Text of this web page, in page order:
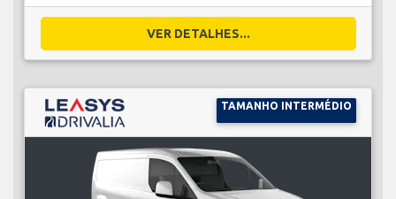
VER DETALHES...
TAMANHO INTERMÉDIO